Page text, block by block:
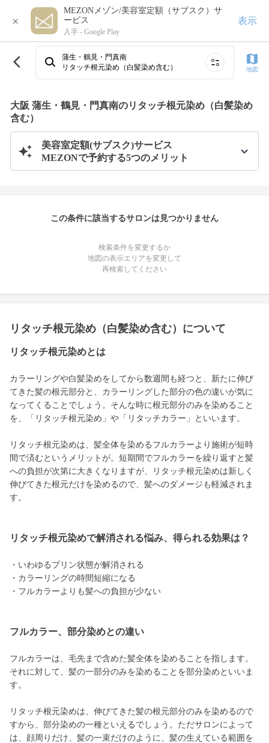
×
MEZONメゾン/美容室定額（サブスク）サ
ービス
入手 - Google Play
表示
蒲生・鶴見・門真南
リタッチ根元染め（白髪染め含む）
地図
大阪 蒲生・鶴見・門真南のリタッチ根元染め（白髪染め
含む）
美容室定額(サブスク)サービス
MEZONで予約する5つのメリット
この条件に該当するサロンは見つかりません
検索条件を変更するか
地図の表示エリアを変更して
再検索してください
リタッチ根元染め（白髪染め含む）について
リタッチ根元染めとは
カラーリングや白髪染めをしてから数週間も経つと、新たに伸び
てきた髪の根元部分と、カラーリングした部分の色の違いが気に
なってくることでしょう。そんな時に根元部分のみを染めること
を、「リタッチ根元染め」や「リタッチカラー」といいます。
リタッチ根元染めは、髪全体を染めるフルカラーより施術が短時
間で済むというメリットが。短期間でフルカラーを繰り返すと髪
への負担が次第に大きくなりますが、リタッチ根元染めは新しく
伸びてきた根元だけを染めるので、髪へのダメージも軽減されま
す。
リタッチ根元染めで解消される悩み、得られる効果は？
・いわゆるプリン状態が解消される
・カラーリングの時間短縮になる
・フルカラーよりも髪への負担が少ない
フルカラー、部分染めとの違い
フルカラーは、毛先まで含めた髪全体を染めることを指します。
それに対して、髪の一部分のみを染めることを部分染めといいま
す。
リタッチ根元染めは、伸びてきた髪の根元部分のみを染めるので
すから、部分染めの一種といえるでしょう。ただサロンによって
は、顔周りだけ、髪の一束だけのように、髪の生えている範囲を